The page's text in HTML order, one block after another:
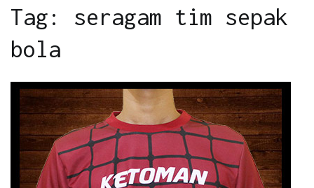
Tag: seragam tim sepak
bola